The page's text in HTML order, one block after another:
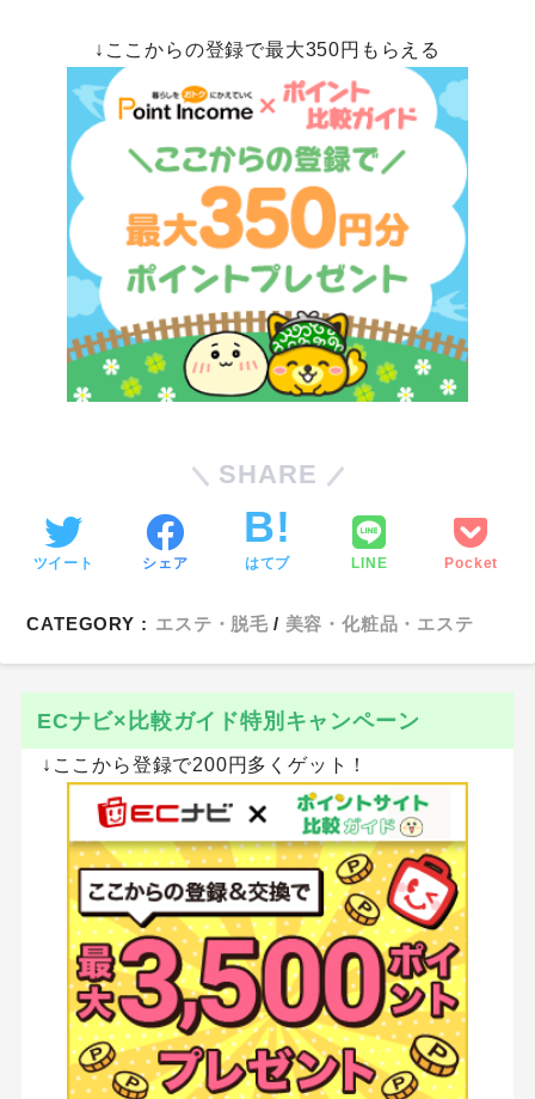
↓ここからの登録で最大350円もらえる
SHARE
ツイート シェア はてブ LINE Pocket
CATEGORY : エステ・脱毛 美容・化粧品・エステ
ECナビ×比較ガイド特別キャンペーン
↓ここから登録で200円多くゲット！